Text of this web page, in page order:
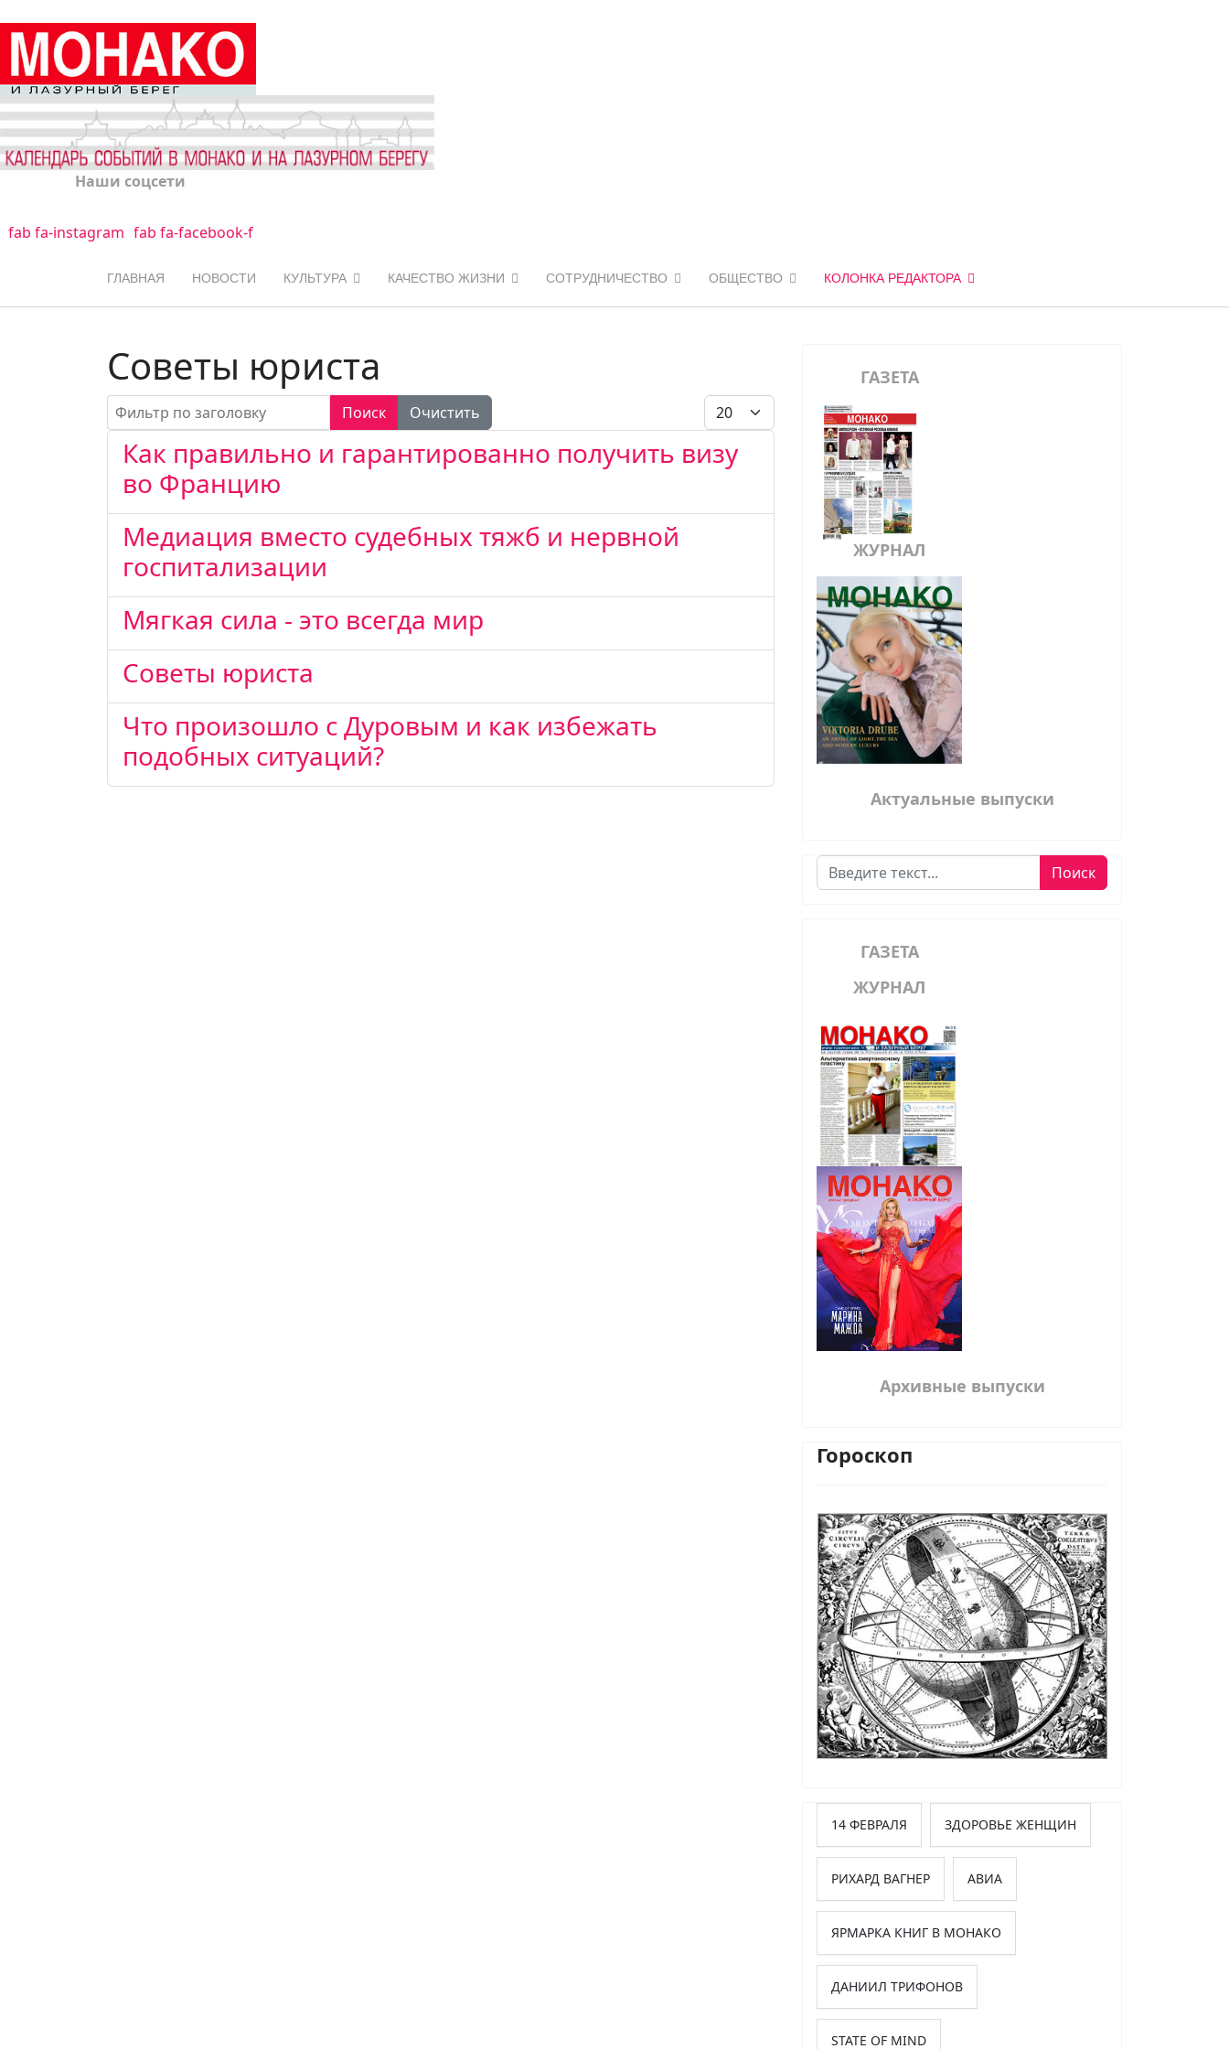
Наши соцсети
fab fa-instagram fab fa-facebook-f
ГЛАВНАЯ НОВОСТИ КУЛЬТУРА КАЧЕСТВО ЖИЗНИ СОТРУДНИЧЕСТВО ОБЩЕСТВО КОЛОНКА РЕДАКТОРА
Советы юриста
Фильтр по заголовку Поиск Очистить Кол-во строк:
Как правильно и гарантированно получить визу
во Францию
Медиация вместо судебных тяжб и нервной
госпитализации
Мягкая сила - это всегда мир
Советы юриста
Что произошло с Дуровым и как избежать
подобных ситуаций?
ГАЗЕТА
ЖУРНАЛ
Актуальные выпуски
Поиск Поиск
ГАЗЕТА
ЖУРНАЛ
Архивные выпуски
Гороскоп
14 ФЕВРАЛЯ ЗДОРОВЬЕ ЖЕНЩИН
РИХАРД ВАГНЕР АВИА
ЯРМАРКА КНИГ В МОНАКО
ДАНИИЛ ТРИФОНОВ
STATE OF MIND